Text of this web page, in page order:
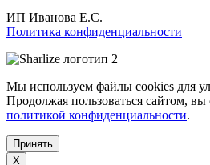
ИП Иванова Е.С.
Политика конфиденциальности
Мы используем файлы cookies для
Продолжая пользоваться сайтом, вы
политикой конфиденциальности.
Принять
X